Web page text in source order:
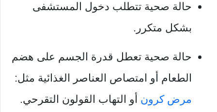
حالة صحية تتطلب دخول المستشفى
بشكل متكرر.
حالة صحية تعطل قدرة الجسم على هضم
الطعام أو امتصاص العناصر الغذائية مثل:
مرض كرون أو التهاب القولون التقرحي.